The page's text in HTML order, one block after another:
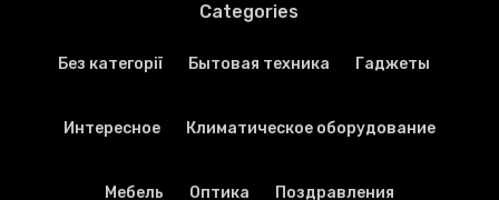
Categories
Без категорії Бытовая техника Гаджеты
Интересное Климатическое оборудование
Мебель Оптика Поздравления